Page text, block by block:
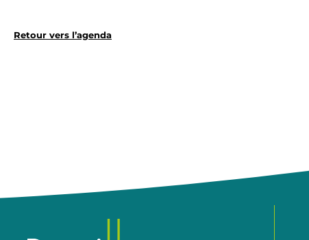
Retour vers l’agenda